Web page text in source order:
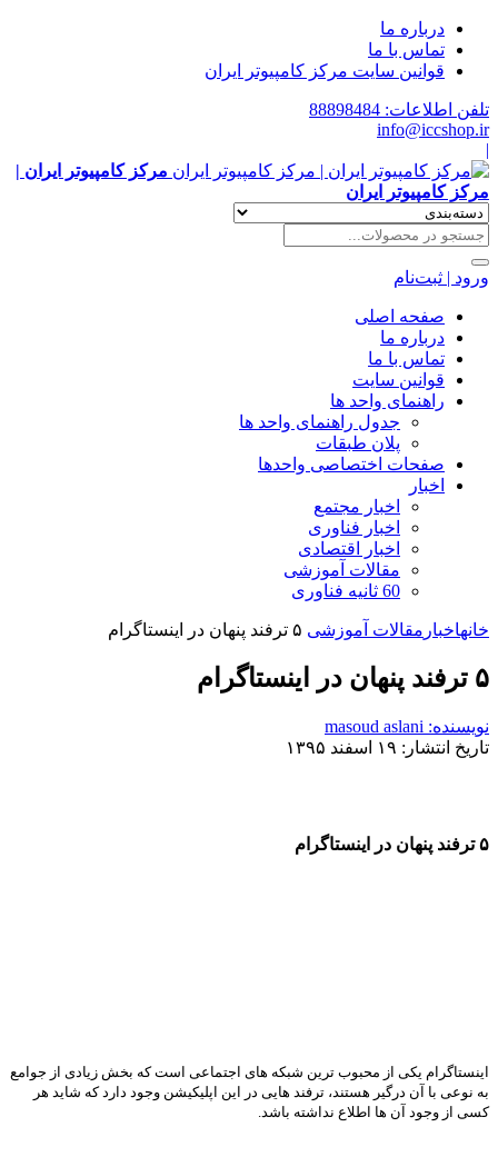
درباره ما
تماس با ما
قوانین سایت مرکز کامپیوتر ایران
تلفن اطلاعات: 88898484
info@iccshop.ir
|
مرکز کامپیوتر ایران |
مرکز کامپیوتر ایران
ورود | ثبت‌نام
صفحه اصلی
درباره ما
تماس با ما
قوانین سایت
راهنمای واحد ها
جدول راهنمای واحد ها
پلان طبقات
صفحات اختصاصی واحدها
اخبار
اخبار مجتمع
اخبار فناوری
اخبار اقتصادی
مقالات آموزشی
60 ثانیه فناوری
خانهاخبار مقالات آموزشی
۵ ترفند پنهان در اینستاگرام
نویسنده: masoud aslani
تاریخ انتشار: ۱۹ اسفند ۱۳۹۵
۵ ترفند پنهان در اینستاگرام
اینستاگرام یکی از محبوب ترین شبکه های اجتماعی است که بخش زیادی از جوامع
به نوعی با آن درگیر هستند، ترفند هایی در این اپلیکیشن وجود دارد که شاید هر
کسی از وجود آن ها اطلاع نداشته باشد.